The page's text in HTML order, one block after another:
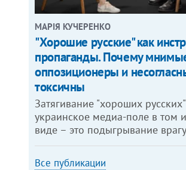
МАРІЯ КУЧЕРЕНКО
"Хорошие русские" как
пропаганды. Почему
оппозиционеры и
токсичны
Затягивание "хороших
украинское медиа-поле в том
виде – это подыгрывание
Все публикации